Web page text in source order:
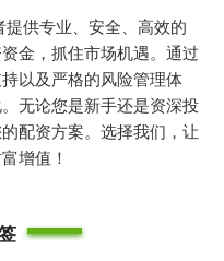
供专业、安全、高效的
金，抓住市场机遇。通过
以及严格的风险管理体
无论您是新手还是资深投
配资方案。选择我们，让
增值！